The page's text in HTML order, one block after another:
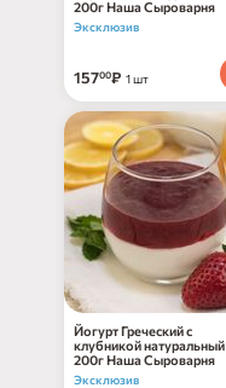
200г Наша Сыроварня
Эксклюзив
15700₽ 1 шт
Йогурт Греческий с
клубникой натуральный
200г Наша Сыроварня
Эксклюзив